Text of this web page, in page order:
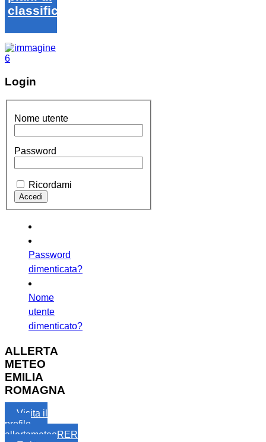
classifica
Login
Nome utente
Password
Ricordami
Password
dimenticata?
Nome
utente
dimenticato?
ALLERTA
METEO
EMILIA
ROMAGNA
Visita il
profilo
allertameteoRER